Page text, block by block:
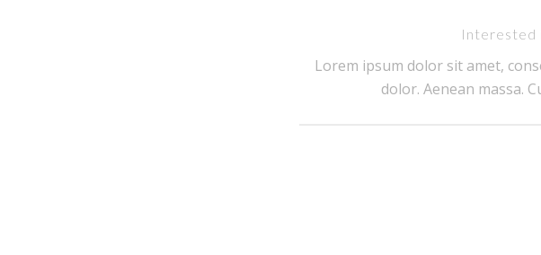
Interested
Lorem ipsum dolor sit amet,
dolor. Aenean massa.